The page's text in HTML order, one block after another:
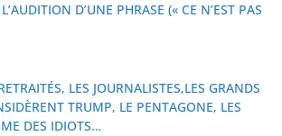
D’UNE PHRASE (« CE N’EST PAS
LES JOURNALISTES,LES GRANDS
TRUMP, LE PENTAGONE, LES
DES IDIOTS…